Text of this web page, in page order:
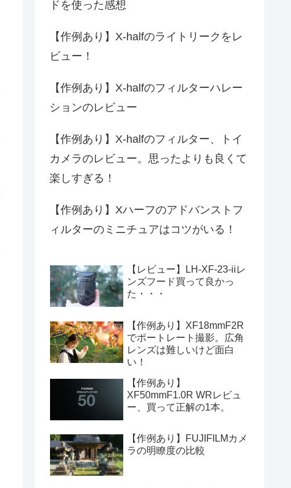
ドを使った感想
【作例あり】X-halfのライトリークをレ
ビュー！
【作例あり】X-halfのフィルターハレー
ションのレビュー
【作例あり】X-halfのフィルター、トイ
カメラのレビュー。思ったよりも良くて
楽しすぎる！
【作例あり】Xハーフのアドバンストフ
ィルターのミニチュアはコツがいる！
【レビュー】LH-XF-23-iiレ
ンズフード買って良かっ
た・・・
【作例あり】XF18mmF2R
でポートレート撮影。広角
レンズは難しいけど面白
い！
【作例あり】
XF50mmF1.0R WRレビュ
ー、買って正解の1本。
【作例あり】FUJIFILMカメ
ラの明瞭度の比較